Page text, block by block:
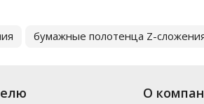
бумажные полотенца Z-
О